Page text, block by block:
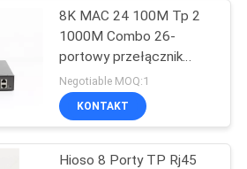
20
8K MAC 24 100M Tp 2
1000M Combo 26-
portowy przełącznik
Gigabit 11W AC100V
Negotiable MOQ:1
KONTAKT
Hioso 8 Porty TP Rj45